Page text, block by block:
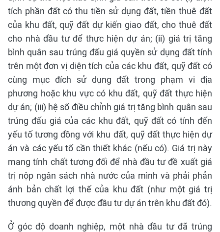
tích phần đất có thu tiền sử dụng đất, tiền thuê đất
của khu đất, quỹ đất dự kiến giao đất, cho thuê đất
cho nhà đầu tư để thực hiện dự án; (ii) giá trị tăng
bình quân sau trúng đấu giá quyền sử dụng đất tính
trên một đơn vị diện tích của các khu đất, quỹ đất có
cùng mục đích sử dụng đất trong phạm vi địa
phương hoặc khu vực có khu đất, quỹ đất thực hiện
dự án; (iii) hệ số điều chỉnh giá trị tăng bình quân sau
trúng đấu giá của các khu đất, quỹ đất có tính đến
yếu tố tương đồng với khu đất, quỹ đất thực hiện dự
án và các yếu tố cần thiết khác (nếu có). Giá trị này
mang tính chất tương đối để nhà đầu tư đề xuất giá
trị nộp ngân sách nhà nước của mình và phải phản
ánh bản chất lợi thế của khu đất (như một giá trị
thương quyền để được đầu tư dự án trên khu đất đó).
Ở góc độ doanh nghiệp, một nhà đầu tư đã trúng